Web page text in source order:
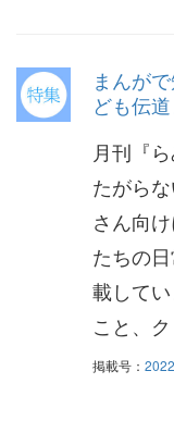
まんが
ども伝
月刊『
たがら
さん向
たちの
載して
こと、
掲載号：